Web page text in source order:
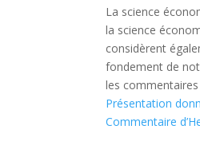
La science
la science
considèrent
fondement de
les
Présentation
Commentaire